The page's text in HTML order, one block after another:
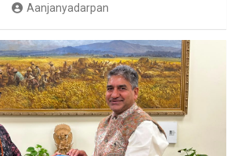
Aanjanyadarpan